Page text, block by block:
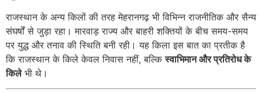
राजस्थान के अन्य किलों की तरह मेहरानगढ़ भी विभिन्न राजनीतिक और सैन्य
संघर्षों से जुड़ा रहा। मारवाड़ राज्य और बाहरी शक्तियों के बीच समय-समय
पर युद्ध और तनाव की स्थिति बनी रही। यह किला इस बात का प्रतीक है
कि राजस्थान के किले केवल निवास नहीं, बल्किस्वाभिमान और प्रतिरोध के
किलेभी थे।